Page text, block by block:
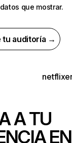
que mostrar.
tu auditoría →
A TU